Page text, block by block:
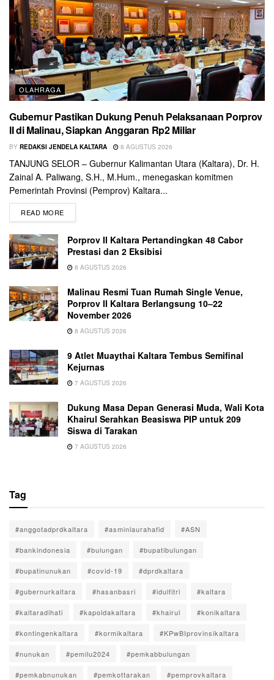
OLAHRAGA
Gubernur Pastikan Dukung Penuh Pelaksanaan Porprov
II di Malinau, Siapkan Anggaran Rp2 Miliar
BY REDAKSI JENDELA KALTARA 8 AGUSTUS 2026
TANJUNG SELOR – Gubernur Kalimantan Utara (Kaltara), Dr. H.
Zainal A. Paliwang, S.H., M.Hum., menegaskan komitmen
Pemerintah Provinsi (Pemprov) Kaltara...
READ MORE
Porprov II Kaltara Pertandingkan 48 Cabor
Prestasi dan 2 Eksibisi
8 AGUSTUS 2026
Malinau Resmi Tuan Rumah Single Venue,
Porprov II Kaltara Berlangsung 10–22
November 2026
8 AGUSTUS 2026
9 Atlet Muaythai Kaltara Tembus Semifinal
Kejurnas
7 AGUSTUS 2026
Dukung Masa Depan Generasi Muda, Wali Kota
Khairul Serahkan Beasiswa PIP untuk 209
Siswa di Tarakan
7 AGUSTUS 2026
Tag
#anggotadprdkaltara #asminlaurahafid #ASN
#bankindonesia #bulungan #bupatibulungan
#bupatinunukan #covid-19 #dprdkaltara
#gubernurkaltara #hasanbasri #idulfitri #kaltara
#kaltaradihati #kapoldakaltara #khairul #konikaltara
#kontingenkaltara #kormikaltara #KPwBIprovinsikaltara
#nunukan #pemilu2024 #pemkabbulungan
#pemkabnunukan #pemkottarakan #pemprovkaltara